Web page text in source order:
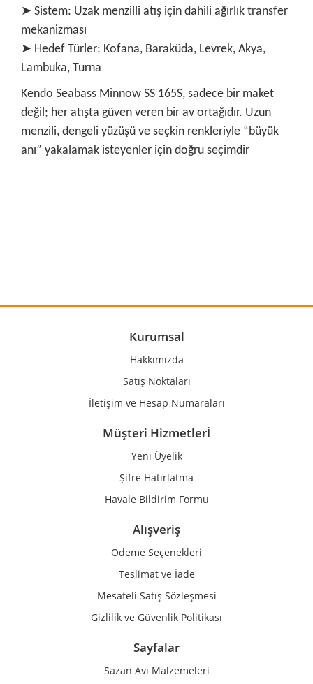
➤ Sistem: Uzak menzilli atış için dahili ağırlık transfer
mekanizması
➤ Hedef Türler: Kofana, Baraküda, Levrek, Akya,
Lambuka, Turna
Kendo Seabass Minnow SS 165S, sadece bir maket
değil; her atışta güven veren bir av ortağıdır. Uzun
menzili, dengeli yüzüşü ve seçkin renkleriyle “büyük
anı” yakalamak isteyenler için doğru seçimdir
Ürün açıklamasında eksik bilgiler bulunuyor.
Ürün bilgilerinde hatalar bulunuyor.
Gönder
Kurumsal
Hakkımızda
Satış Noktaları
İletişim ve Hesap Numaraları
Müşteri Hizmetlerİ
Yeni Üyelik
Şifre Hatırlatma
Havale Bildirim Formu
Alışveriş
Ödeme Seçenekleri
Teslimat ve İade
Mesafeli Satış Sözleşmesi
Gizlilik ve Güvenlik Politikası
Sayfalar
Sazan Avı Malzemeleri